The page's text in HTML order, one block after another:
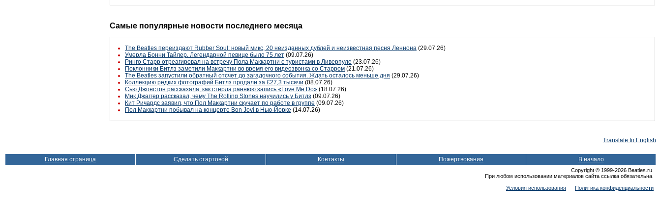
Самые популярные новости последнего месяца
The Beatles переиздают Rubber Soul: новый микс, 20 неизданных дублей и неизвестная песня Леннона (29.07.26)
Умерла Бонни Тайлер. Легендарной певице было 75 лет (09.07.26)
Ринго Старр отреагировал на встречу Пола Маккартни с туристами в Ливерпуле (23.07.26)
Поклонники Битлз заметили Маккартни во время его видеозвонка со Старром (21.07.26)
The Beatles запустили обратный отсчет до загадочного события. Ждать осталось меньше дня (29.07.26)
Коллекцию редких фотографий Битлз продали за £27,3 тысячи (08.07.26)
Сью Джонстон рассказала, как стерла раннюю запись «Love Me Do» (18.07.26)
Мик Джаггер рассказал, чему The Rolling Stones научились у Битлз (09.07.26)
Кит Ричардс заявил, что Пол Маккартни скучает по работе в группе (09.07.26)
Пол Маккартни побывал на концерте Bon Jovi в Нью-Йорке (14.07.26)
Translate to English
Главная страница Сделать стартовой Контакты Пожертвования В начало
Copyright © 1999-2026 Beatles.ru.
При любом использовании материалов сайта ссылка обязательна.
Условия использования
Политика конфиденциальности